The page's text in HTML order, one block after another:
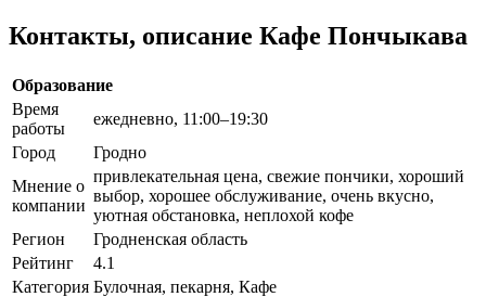
Контакты, описание Кафе Пончыкава
Образование
Время
работы
ежедневно, 11:00–19:30
Город
Гродно
Мнение о
компании
привлекательная цена, свежие пончики, хороший
выбор, хорошее обслуживание, очень вкусно,
уютная обстановка, неплохой кофе
Регион
Гродненская область
Рейтинг
4.1
Категория Булочная, пекарня, Кафе